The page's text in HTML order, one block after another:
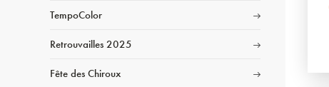
TempoColor
Retrouvailles 2025
Fête des Chiroux